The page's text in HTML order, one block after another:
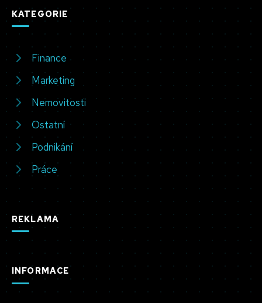
KATEGORIE
Finance
Marketing
Nemovitosti
Ostatní
Podnikání
Práce
REKLAMA
INFORMACE